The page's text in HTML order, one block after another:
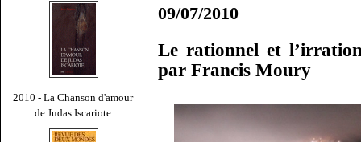
2010 - La Chanson d'amour
de Judas Iscariote
09/07/2010
Le rationnel et
par Francis Moury